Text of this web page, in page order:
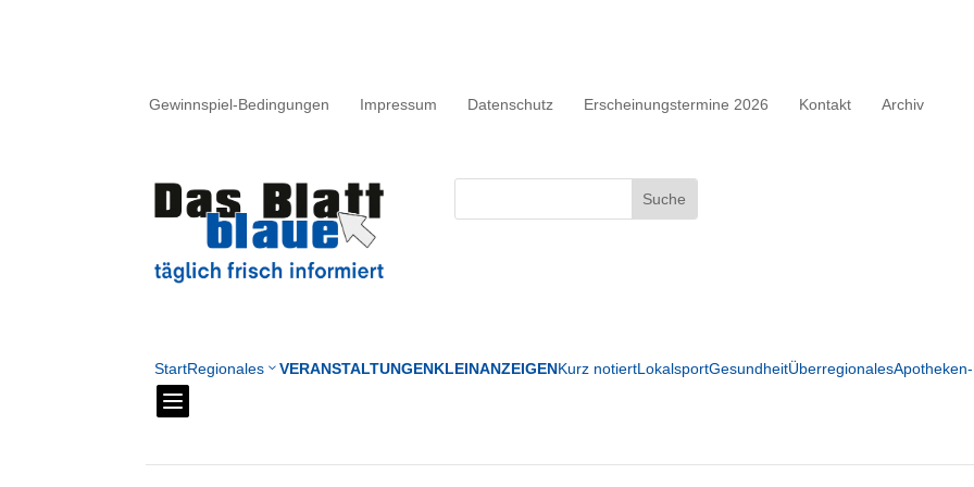
Gewinnspiel-Bedingungen Impressum Datenschutz Erscheinungstermine 2026 Kontakt Archiv
StartRegionales 3VERANSTALTUNGENKLEINANZEIGENKurz notiertLokalsportGesundheitÜberregionales
